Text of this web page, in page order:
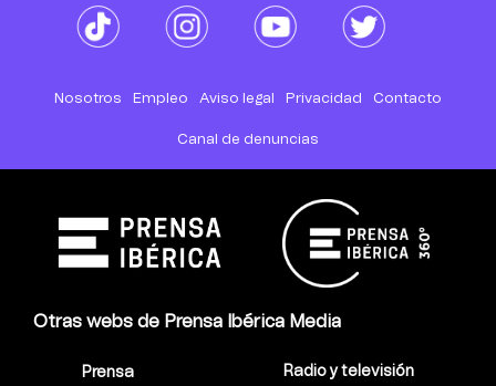
Nosotros Empleo Aviso legal Privacidad Contacto
Canal de denuncias
Otras webs de Prensa Ibérica Media
Prensa Radio y televisión